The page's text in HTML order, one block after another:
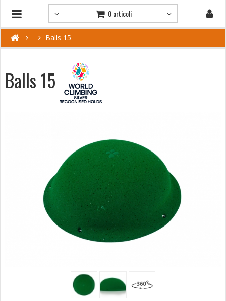
0 articoli
Balls 15
Balls 15